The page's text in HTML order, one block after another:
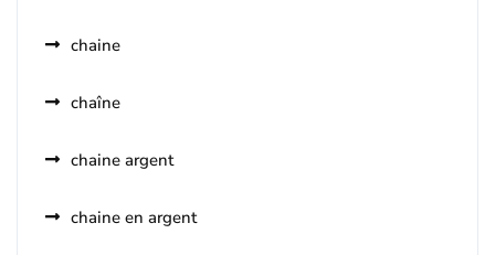
chaine
chaîne
chaine argent
chaine en argent